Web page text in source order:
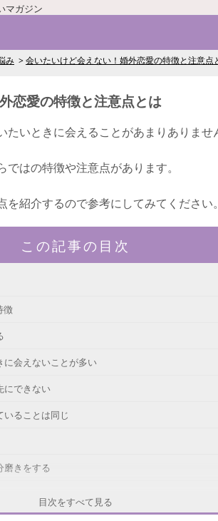
マガジン
み 会いたいけど会えない！婚外恋愛の特徴と注意点
恋愛の特徴と注意点とは
いときに会えることがあまりありませ
はの特徴や注意点があります。
紹介するので参考にしてみてください。
この記事の目次
徴
に会えないことが多い
にできない
いることは同じ
磨きをする
目次をすべて見る